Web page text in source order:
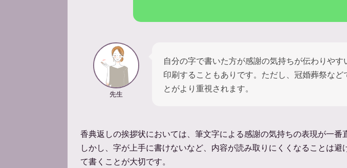
先生
自分の字で書いた方が感謝の気持ちが伝わりやす
印刷することもありです。ただし、冠婚葬祭な
とがより重視されます。
香典返しの挨拶状においては、筆文字による感謝の気持ちの表現が一番
しかし、字が上手に書けないなど、内容が読み取りにくくなることは
て書くことが大切です。